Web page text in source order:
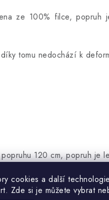
cookies a další
Zde si je můžete vybrat
ze 100% filce, popruh
tomu nedochází k
120 cm, popruh je